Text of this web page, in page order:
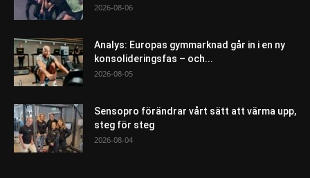
2026-08-06
Analys: Europas gymmarknad går in i en ny
konsolideringsfas – och...
2026-08-05
Sensopro förändrar vårt sätt att värma upp,
steg för steg
2026-08-04